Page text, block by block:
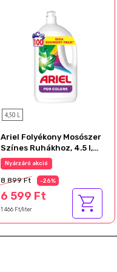
4,50 L
Ariel Folyékony Mosószer
Színes Ruhákhoz, 4.5 l,
100 Mosáshoz
Nyárzáró akció
8 899 Ft -26%
6 599 Ft
1 466 Ft/liter